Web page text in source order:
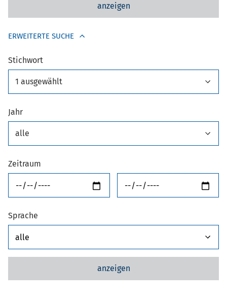
anzeigen
ERWEITERTE SUCHE
Stichwort
1 ausgewählt
Jahr
alle
Zeitraum
Sprache
anzeigen